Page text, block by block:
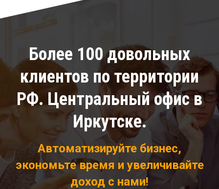
Более 100 довольных
клиентов по территории
РФ. Центральный офис в
Иркутске.
Автоматизируйте бизнес,
экономьте время и увеличивайте
доход с нами!